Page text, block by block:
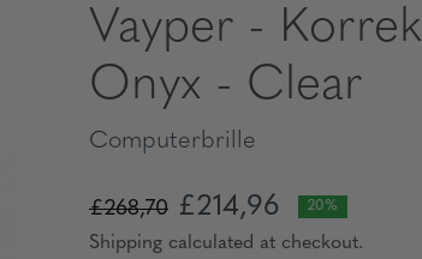
Vayper -
Onyx - Clear
Computerbrille
£268,70 £214,96 20%
Shipping calculated at checkout.